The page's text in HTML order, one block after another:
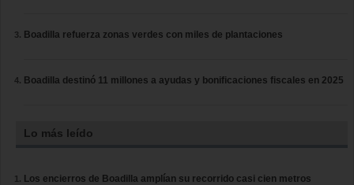
Boadilla refuerza zonas verdes con miles de plantaciones
Boadilla destinó 11 millones a ayudas y bonificaciones fiscales en 2025
Lo más leído
Los encierros de Boadilla amplían su recorrido casi cien metros